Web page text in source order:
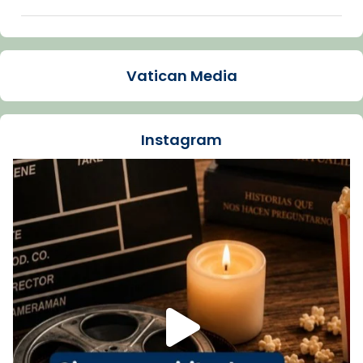
Arquebisbat de Barcelona
La Carmina va patir depressió. Fa gairebé
dos mesos, a l'Estadi Lluís Companys, la
Recupera l'entrevista comp
Vatican
tican News 👇
www.vaticannews.va/es/iglesia/news/2026-
07/carmina-historia-depresion-papa-viaje-
espana-testimoni...
Foto
View on Facebook · Share
Vatican Media
Instagram